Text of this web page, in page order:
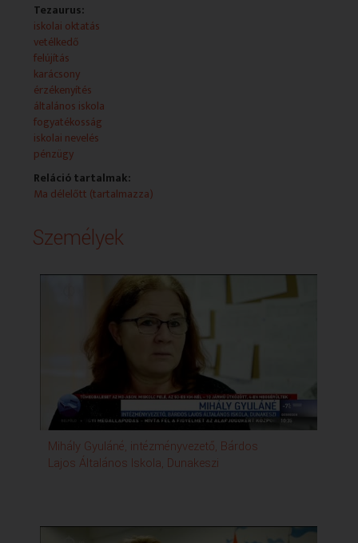
Tezaurus:
iskolai oktatás
vetélkedő
felújítás
karácsony
érzékenyítés
általános iskola
fogyatékosság
iskolai nevelés
pénzügy
Reláció tartalmak:
Ma délelőtt (tartalmazza)
Személyek
Mihály Gyuláné, intézményvezető, Bárdos
Lajos Általános Iskola, Dunakeszi